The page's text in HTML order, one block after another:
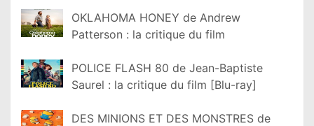
OKLAHOMA HONEY de Andrew
Patterson : la critique du film
POLICE FLASH 80 de Jean-Baptiste
Saurel : la critique du film [Blu-ray]
DES MINIONS ET DES MONSTRES de